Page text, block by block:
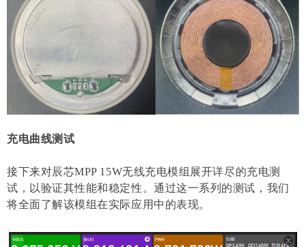
充电曲线测试
接下来对辰芯MPP 15W无线充电模组展开详尽的充电测
试，以验证其性能和稳定性。通过这一系列的测试，我们
将全面了解该模组在实际应用中的表现。